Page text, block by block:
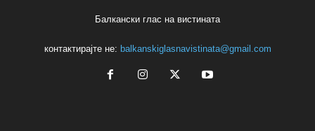
Балкански глас на вистината
контактирајте не: balkanskiglasnavistinata@gmail.com